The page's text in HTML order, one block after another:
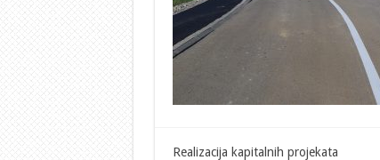
Realizacija kapitalnih projekata